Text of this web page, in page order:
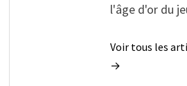
l'âge d'or du
Voir tous les
→